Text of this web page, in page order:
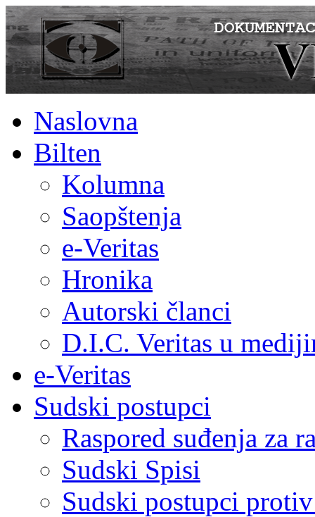
Naslovna
Bilten
Kolumna
Saopštenja
e-Veritas
Hronika
Autorski članci
D.I.C. Veritas u
e-Veritas
Sudski postupci
Raspored suđenja za
Sudski Spisi
Sudski postupci